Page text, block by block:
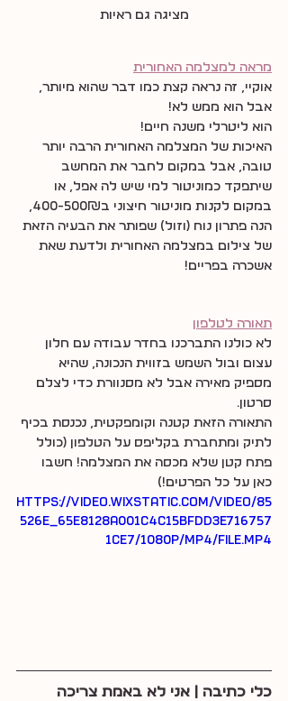
מציגה גם ראיות
מראה למצלמה האחורית
אוקיי, זה נראה קצת כמו דבר שהוא מיותר,
אבל הוא ממש לא!
הוא ליטרלי משנה חיים!
האיכות של המצלמה האחורית הרבה יותר
טובה, אבל במקום לחבר את המחשב
שיתפקד כמוניטור למי שיש לה אפל, או
במקום לקנות מוניטור חיצוני ב400-500₪,
הנה פתרון נוח (וזול) שפותר את הבעיה הזאת
של צילום במצלמה האחורית ולדעת שאת
אשכרה בפריים!
תאורה לטלפון
לא כולנו התברכנו בחדר עבודה עם חלון
עצום ובול השמש בזווית הנכונה, שהיא
מספיק מאירה אבל לא מסנוורת כדי לצלם
סרטון.
התאורה הזאת קטנה וקומפקטית, נכנסת בכיף
לתיק ומתחברת בקליפס על הטלפון (כולל
פתח קטן שלא מכסה את המצלמה! חשבו
כאן על כל הפרטים!)
https://video.wixstatic.com/video/85
526e_65e8128a001c4c15bfdd3e716757
1ce7/1080p/mp4/file.mp4
כלי כתיבה | אני לא באמת צריכה